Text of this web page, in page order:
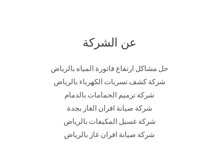
عن الشركة
حل مشاكل ارتفاع فاتورة المياه بالرياض
شركة كشف تسربات الكهرباء بالرياض
شركة ترميم الحمامات بالدمام
شركة صيانة افران الغاز بجدة
شركة غسيل المكيفات بالرياض
شركة صيانة افران غاز بالرياض